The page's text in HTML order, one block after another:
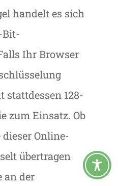
handelt es sich
Bit-
Ihr Browser
128-
zum Einsatz. Ob
dieser Online-
übertragen
an der